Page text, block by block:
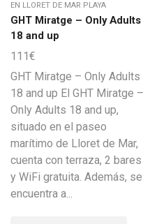
EN LLORET DE MAR PLAYA
GHT Miratge – Only Adults
18 and up
111 €
GHT Miratge – Only Adults
18 and up El GHT Miratge –
Only Adults 18 and up,
situado en el paseo
marítimo de Lloret de Mar,
cuenta con terraza, 2 bares
y WiFi gratuita. Además, se
encuentra a...